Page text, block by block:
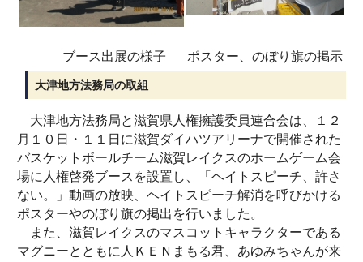
ブース出展の様子 ポスター、のぼり旗の掲示
大津地方法務局の取組
大津地方法務局と滋賀県人権擁護委員連合会は、１２
月１０日・１１日に滋賀ダイハツアリーナで開催された
バスケットボールチーム滋賀レイクスのホームゲーム会
場に人権啓発ブースを設置し、「ヘイトスピーチ、許さ
ない。」動画の放映、ヘイトスピーチ解消を呼びかける
ポスターやのぼり旗の掲出を行いました。
また、滋賀レイクスのマスコットキャラクターである
マグニーとともに人ＫＥＮまもる君、あゆみちゃんが来